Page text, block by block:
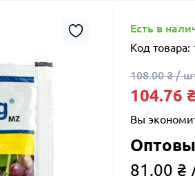
Есть в
Код товара:
108.00 ₴ /
104.76
Вы
81.00 ₴